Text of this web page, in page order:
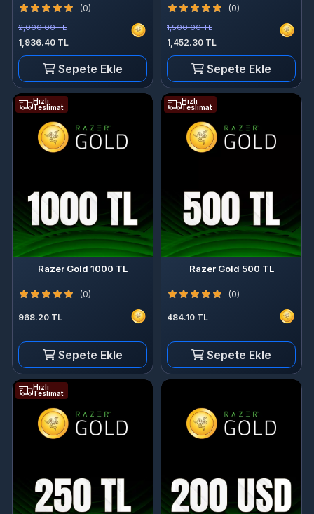
(0)
2,000.00 TL
1,936.40 TL
Sepete Ekle
(0)
1,500.00 TL
1,452.30 TL
Sepete Ekle
Hızlı
Teslimat
Razer Gold 1000 TL
(0)
968.20 TL
Sepete Ekle
Hızlı
Teslimat
Razer Gold 500 TL
(0)
484.10 TL
Sepete Ekle
Hızlı
Teslimat